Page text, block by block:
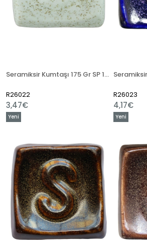
Seramiksir Kumtaşı 175 Gr SP 1375
R26022
3,47€
R26023
4,17€
Yeni
Yeni